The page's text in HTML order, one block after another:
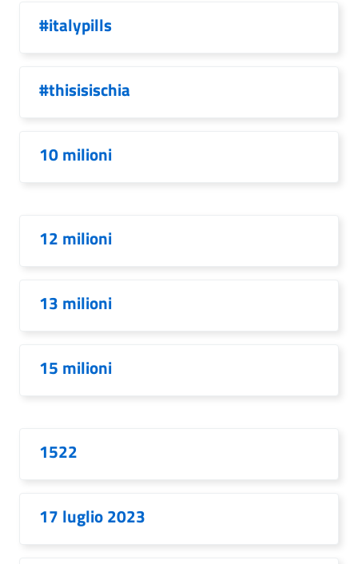
#italypills
#thisisischia
10 milioni
12 milioni
13 milioni
15 milioni
1522
17 luglio 2023